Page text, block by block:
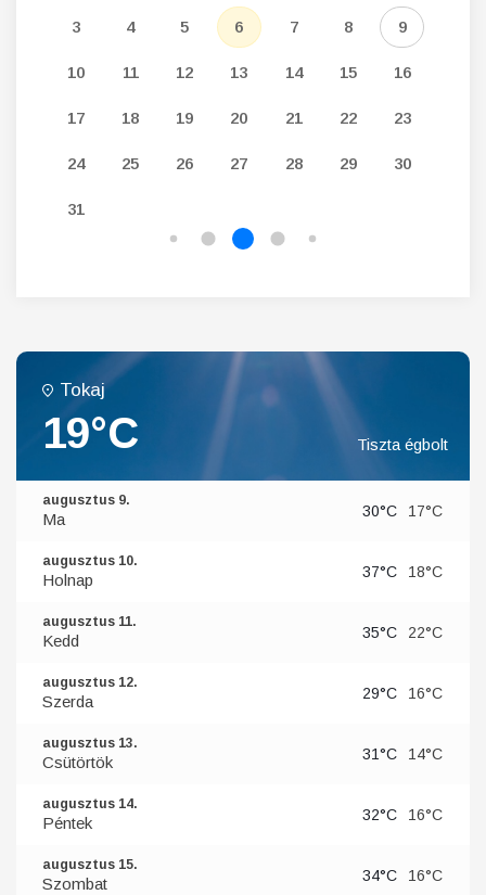
3 4 5 6 7 8 9
10 11 12 13 14 15 16
17 18 19 20 21 22 23
24 25 26 27 28 29 30
31
Tokaj
19°C Tiszta égbolt
augusztus 9.
Ma 30°C 17°C
augusztus 10.
Holnap 37°C 18°C
augusztus 11.
Kedd 35°C 22°C
augusztus 12.
Szerda 29°C 16°C
augusztus 13.
Csütörtök 31°C 14°C
augusztus 14.
Péntek 32°C 16°C
augusztus 15.
Szombat 34°C 16°C